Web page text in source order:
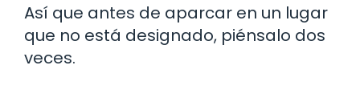
Así que antes de aparcar en un lugar
que no está designado, piénsalo dos
veces.